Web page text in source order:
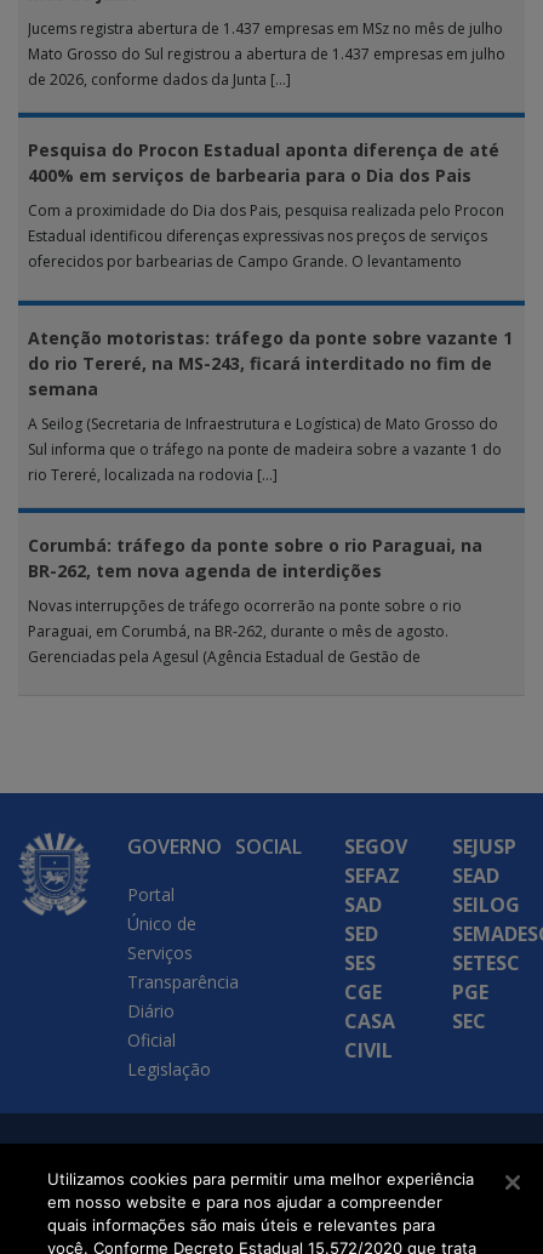
Jucems registra abertura de 1.437 empresas em MSz no mês de julho
Mato Grosso do Sul registrou a abertura de 1.437 empresas em julho
de 2026, conforme dados da Junta […]
Pesquisa do Procon Estadual aponta diferença de até
400% em serviços de barbearia para o Dia dos Pais
Com a proximidade do Dia dos Pais, pesquisa realizada pelo Procon
Estadual identificou diferenças expressivas nos preços de serviços
oferecidos por barbearias de Campo Grande. O levantamento
Atenção motoristas: tráfego da ponte sobre vazante 1
do rio Tereré, na MS-243, ficará interditado no fim de
semana
A Seilog (Secretaria de Infraestrutura e Logística) de Mato Grosso do
Sul informa que o tráfego na ponte de madeira sobre a vazante 1 do
rio Tereré, localizada na rodovia […]
Corumbá: tráfego da ponte sobre o rio Paraguai, na
BR-262, tem nova agenda de interdições
Novas interrupções de tráfego ocorrerão na ponte sobre o rio
Paraguai, em Corumbá, na BR-262, durante o mês de agosto.
Gerenciadas pela Agesul (Agência Estadual de Gestão de
GOVERNO
Portal
Único de
Serviços
Transparência
Diário
Oficial
Legislação
SOCIAL
SEGOV
SEFAZ
SAD
SED
SES
CGE
CASA
CIVIL
SEJUSP
SEAD
SEILOG
SETESC
PGE
SEC
Executiva de
Transformação Digital
Utilizamos cookies para permitir uma melhor experiência
em nosso website e para nos ajudar a compreender
quais informações são mais úteis e relevantes para
você. Conforme Decreto Estadual 15.572/2020 que trata